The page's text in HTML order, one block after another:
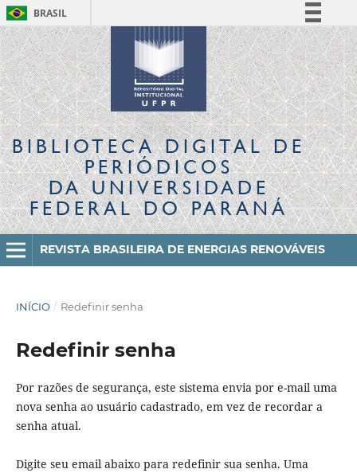
BRASIL
Simplifique!
Comunica BR
Participe
Acesso à informação
Legislação
Canais
BIBLIOTECA DIGITALDE
PERIÓDICOS
DA UNIVERSIDADE
FEDERAL DO PARANÁ
REVISTA BRASILEIRA DE ENERGIAS RENOVÁVEIS
INÍCIO / Redefinir senha
Redefinir senha
Por razões de segurança, este sistema envia por e-mail uma
nova senha ao usuário cadastrado, em vez de recordar a
senha atual.
Digite seu email abaixo para redefinir sua senha. Uma